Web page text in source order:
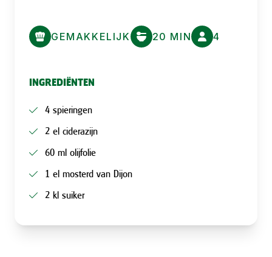
GEMAKKELIJK 20 MIN 4
INGREDIËNTEN
4 spieringen
2 el ciderazijn
60 ml olijfolie
1 el mosterd van Dijon
2 kl suiker